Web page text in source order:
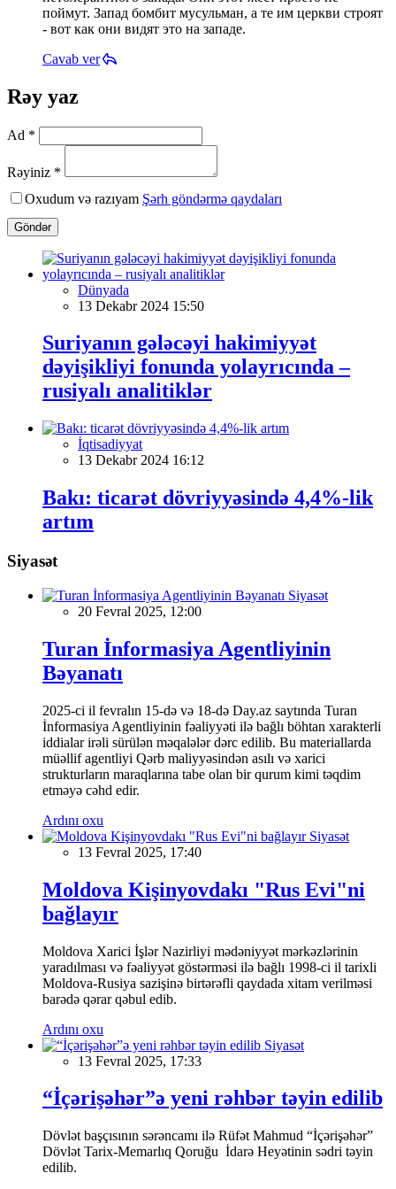
поймут. Запад бомбит мусульман, а те им церкви строят
- вот как они видят это на западе.
Cavab ver
Rəy yaz
Ad *
Rəyiniz *
Oxudum və razıyam Şərh göndərmə qaydaları
Göndər
Dünyada
13 Dekabr 2024 15:50
Suriyanın gələcəyi hakimiyyət
dəyişikliyi fonunda yolayrıcında –
rusiyalı analitiklər
İqtisadiyyat
13 Dekabr 2024 16:12
Bakı: ticarət dövriyyəsində 4,4%-lik
artım
Siyasət
Siyasət
20 Fevral 2025, 12:00
Turan İnformasiya Agentliyinin
Bəyanatı
2025-ci il fevralın 15-də və 18-də Day.az saytında Turan
İnformasiya Agentliyinin fəaliyyəti ilə bağlı böhtan xarakterli
iddialar irəli sürülən məqalələr dərc edilib. Bu materiallarda
müəllif agentliyi Qərb maliyyəsindən asılı və xarici
strukturların maraqlarına tabe olan bir qurum kimi təqdim
etməyə cəhd edir.
Ardını oxu
Siyasət
13 Fevral 2025, 17:40
Moldova Kişinyovdakı "Rus Evi"ni
bağlayır
Moldova Xarici İşlər Nazirliyi mədəniyyət mərkəzlərinin
yaradılması və fəaliyyət göstərməsi ilə bağlı 1998-ci il tarixli
Moldova-Rusiya sazişinə birtərəfli qaydada xitam verilməsi
barədə qərar qəbul edib.
Ardını oxu
Siyasət
13 Fevral 2025, 17:33
“İçərişəhər”ə yeni rəhbər təyin edilib
Dövlət başçısının sərəncamı ilə Rüfət Mahmud “İçərişəhər”
Dövlət Tarix-Memarlıq Qoruğu İdarə Heyətinin sədri təyin
edilib.